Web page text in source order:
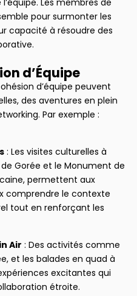
Les membres de
pour surmonter les
capacité à résoudre des
d’Équipe
d’équipe peuvent
des aventures en plein
Par exemple :
: Les visites culturelles à
Gorée et le Monument de
permettent aux
comprendre le contexte
tout en renforçant les
Air : Des activités comme
et les balades en quad à
excitantes qui
étroite.